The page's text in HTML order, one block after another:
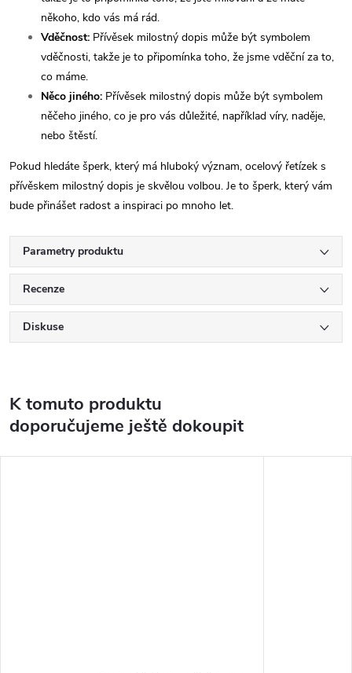
někoho, kdo vás má rád.
Vděčnost: Přívěsek milostný dopis může být symbolem
vděčnosti, takže je to připomínka toho, že jsme vděční za to,
co máme.
Něco jiného: Přívěsek milostný dopis může být symbolem
něčeho jiného, co je pro vás důležité, například víry, naděje,
nebo štěstí.
Pokud hledáte šperk, který má hluboký význam, ocelový řetízek s
přívěskem milostný dopis je skvělou volbou. Je to šperk, který vám
bude přinášet radost a inspiraci po mnoho let.
Parametry produktu
Recenze
Diskuse
K tomuto produktu
doporučujeme ještě dokoupit